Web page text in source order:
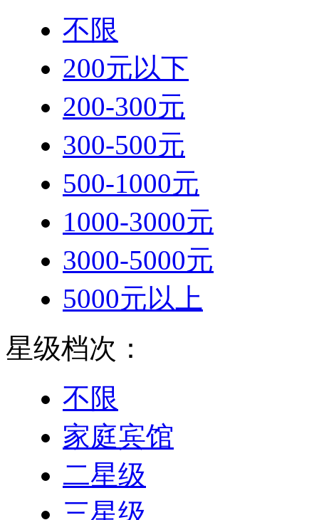
不限
200元以下
200-300元
300-500元
500-1000元
1000-3000元
3000-5000元
5000元以上
星级档次：
不限
家庭宾馆
二星级
三星级